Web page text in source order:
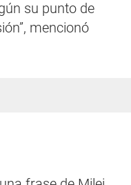
su punto de
mencionó